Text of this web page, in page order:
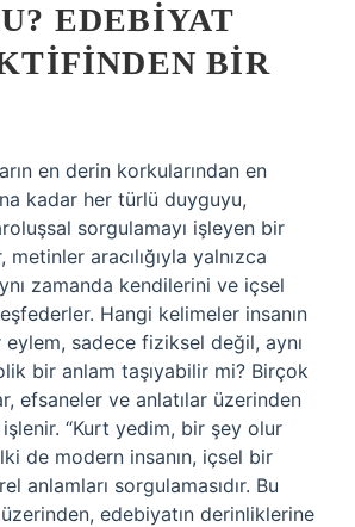
EDEBIYAT
BIR
en derin korkularından en
kadar her türlü duyguyu,
sorgulamayı işleyen bir
metinler aracılığıyla yalnızca
zamanda kendilerini ve içsel
Hangi kelimeler insanın
sadece fiziksel değil, aynı
bir anlam taşıyabilir mi? Birçok
efsaneler ve anlatılar üzerinden
işlenir. “Kurt yedim, bir şey olur
de modern insanın, içsel bir
anlamları sorgulamasıdır. Bu
edebiyatın derinliklerine